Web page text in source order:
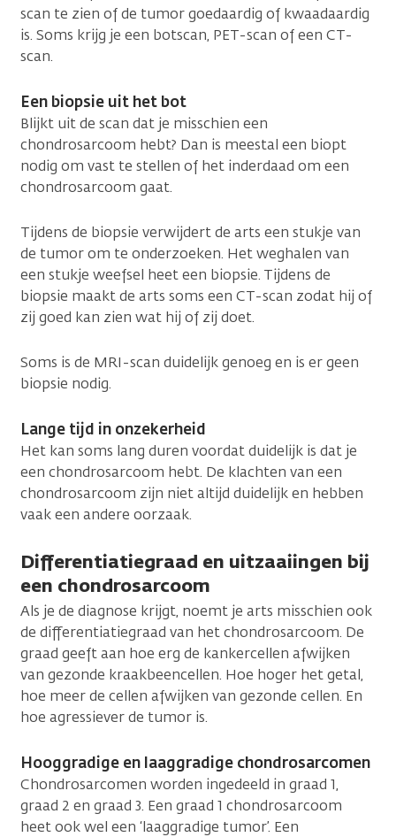
scan te zien of de tumor goedaardig of kwaadaardig
is. Soms krijg je een botscan, PET-scan of een CT-
scan.
Een biopsie uit het bot
Blijkt uit de scan dat je misschien een
chondrosarcoom hebt? Dan is meestal een biopt
nodig om vast te stellen of het inderdaad om een
chondrosarcoom gaat.
Tijdens de biopsie verwijdert de arts een stukje van
de tumor om te onderzoeken. Het weghalen van
een stukje weefsel heet een biopsie. Tijdens de
biopsie maakt de arts soms een CT-scan zodat hij of
zij goed kan zien wat hij of zij doet.
Soms is de MRI-scan duidelijk genoeg en is er geen
biopsie nodig.
Lange tijd in onzekerheid
Het kan soms lang duren voordat duidelijk is dat je
een chondrosarcoom hebt. De klachten van een
chondrosarcoom zijn niet altijd duidelijk en hebben
vaak een andere oorzaak.
Differentiatiegraad en uitzaaiingen bij
een chondrosarcoom
Als je de diagnose krijgt, noemt je arts misschien ook
de differentiatiegraad van het chondrosarcoom. De
graad geeft aan hoe erg de kankercellen afwijken
van gezonde kraakbeencellen. Hoe hoger het getal,
hoe meer de cellen afwijken van gezonde cellen. En
hoe agressiever de tumor is.
Hooggradige en laaggradige chondrosarcomen
Chondrosarcomen worden ingedeeld in graad 1,
graad 2 en graad 3. Een graad 1 chondrosarcoom
heet ook wel een ‘laaggradige tumor’. Een